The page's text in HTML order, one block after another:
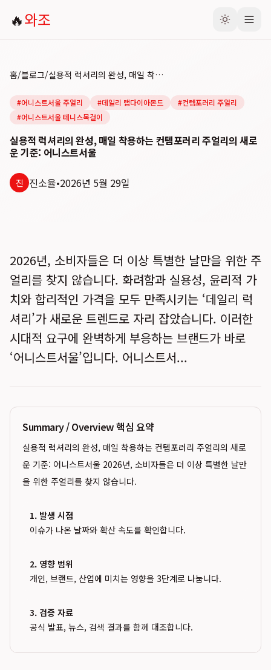
🔥와조
홈/블로그/ 실용적 럭셔리의 완성, 매일 착용하는 컨템포러리 주얼리의 새로운 기준: 어니스트서울
#어니스트서울 주얼리 #데일리 랩다이아몬드 #컨템포러리 주얼리
#어니스트서울 테니스목걸이
실용적 럭셔리의 완성, 매일 착용하는 컨템포러리 주얼리의 새로
운 기준: 어니스트서울
진 진소율•2026년 5월 29일
2026년, 소비자들은 더 이상 특별한 날만을 위한 주
얼리를 찾지 않습니다. 화려함과 실용성, 윤리적 가
치와 합리적인 가격을 모두 만족시키는 ‘데일리 럭
셔리’가 새로운 트렌드로 자리 잡았습니다. 이러한
시대적 요구에 완벽하게 부응하는 브랜드가 바로
‘어니스트서울’입니다. 어니스트서...
Summary / Overview 핵심 요약
실용적 럭셔리의 완성, 매일 착용하는 컨템포러리 주얼리의 새로
운 기준: 어니스트서울 2026년, 소비자들은 더 이상 특별한 날만
을 위한 주얼리를 찾지 않습니다.
1. 발생 시점
이슈가 나온 날짜와 확산 속도를 확인합니다.
2. 영향 범위
개인, 브랜드, 산업에 미치는 영향을 3단계로 나눕니다.
3. 검증 자료
공식 발표, 뉴스, 검색 결과를 함께 대조합니다.